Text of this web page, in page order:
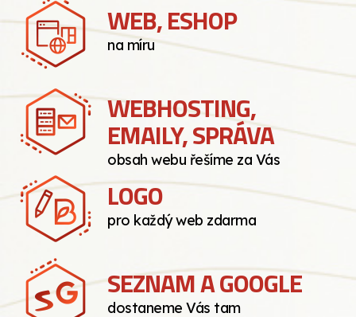
WEB, ESHOP
na míru
WEBHOSTING,
EMAILY, SPRÁVA
obsah webu řešíme za Vás
LOGO
pro každý web zdarma
SEZNAM A GOOGLE
dostaneme Vás tam